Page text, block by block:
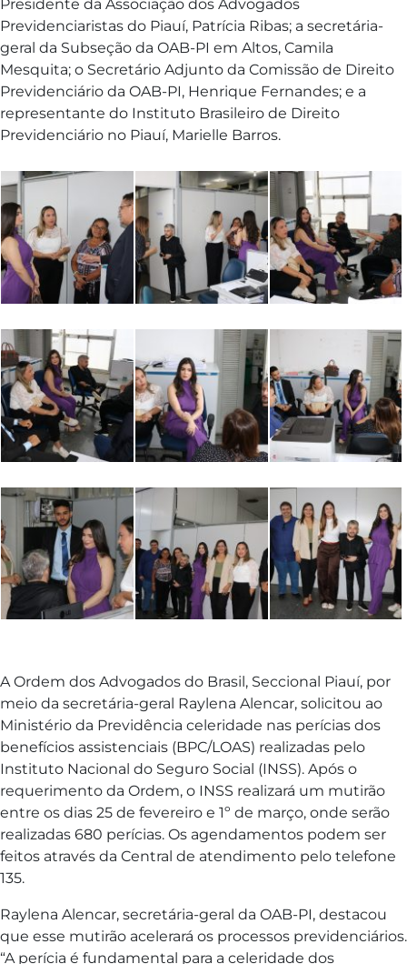
Presidente da Associação dos Advogados
Previdenciaristas do Piauí, Patrícia Ribas; a secretária-
geral da Subseção da OAB-PI em Altos, Camila
Mesquita; o Secretário Adjunto da Comissão de Direito
Previdenciário da OAB-PI, Henrique Fernandes; e a
representante do Instituto Brasileiro de Direito
Previdenciário no Piauí, Marielle Barros.
A Ordem dos Advogados do Brasil, Seccional Piauí, por
meio da secretária-geral Raylena Alencar, solicitou ao
Ministério da Previdência celeridade nas perícias dos
benefícios assistenciais (BPC/LOAS) realizadas pelo
Instituto Nacional do Seguro Social (INSS). Após o
requerimento da Ordem, o INSS realizará um mutirão
entre os dias 25 de fevereiro e 1º de março, onde serão
realizadas 680 perícias. Os agendamentos podem ser
feitos através da Central de atendimento pelo telefone
135.
Raylena Alencar, secretária-geral da OAB-PI, destacou
que esse mutirão acelerará os processos previdenciários.
“A perícia é fundamental para a celeridade dos